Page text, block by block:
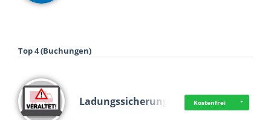
Top 4 (Buchungen)
Ladungssicherung Kostenfrei